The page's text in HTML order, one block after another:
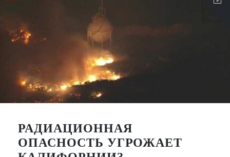
РАДИАЦИОННАЯ
ОПАСНОСТЬ УГРОЖАЕТ